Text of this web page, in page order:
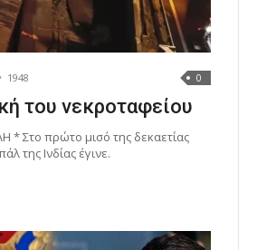
1948 0
του νεκροταφείου
* Στο πρώτο μισό της δεκαετίας
της Ινδίας έγινε.